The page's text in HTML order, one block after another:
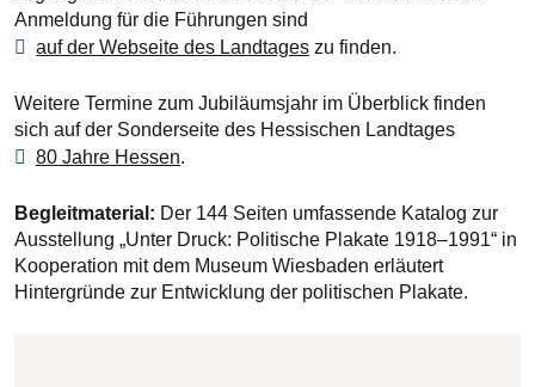
Anmeldung für die Führungen sind
auf der Webseite des Landtages zu finden.
Weitere Termine zum Jubiläumsjahr im Überblick finden
sich auf der Sonderseite des Hessischen Landtages
80 Jahre Hessen.
Begleitmaterial: Der 144 Seiten umfassende Katalog zur
Ausstellung „Unter Druck: Politische Plakate 1918–1991“ in
Kooperation mit dem Museum Wiesbaden erläutert
Hintergründe zur Entwicklung der politischen Plakate.